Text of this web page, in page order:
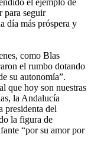
para seguir
día más próspera y
como Blas
el rumbo dotando
su autonomía”.
que hoy son nuestras
la Andalucía
presidenta del
la figura de
“por su amor por